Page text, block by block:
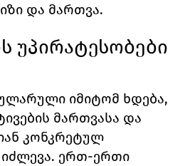
და მართვა.
უპირატესობები
იმიტომ ხდება,
მართვასა და
კონკრეტულ
იძლევა. ერთ-ერთი